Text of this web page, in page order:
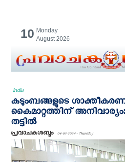
10 Monday
August 2026
India
കുടുംബങ്ങളുടെ
കൈമാറ്റത്തിന്
തട്ടിൽ
പ്രവാചകശബ്ദം 04-07-2024 - Thursday